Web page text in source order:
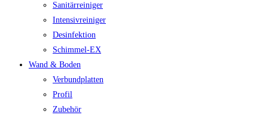
Sanitärreiniger
Intensivreiniger
Desinfektion
Schimmel-EX
Wand & Boden
Verbundplatten
Profil
Zubehör